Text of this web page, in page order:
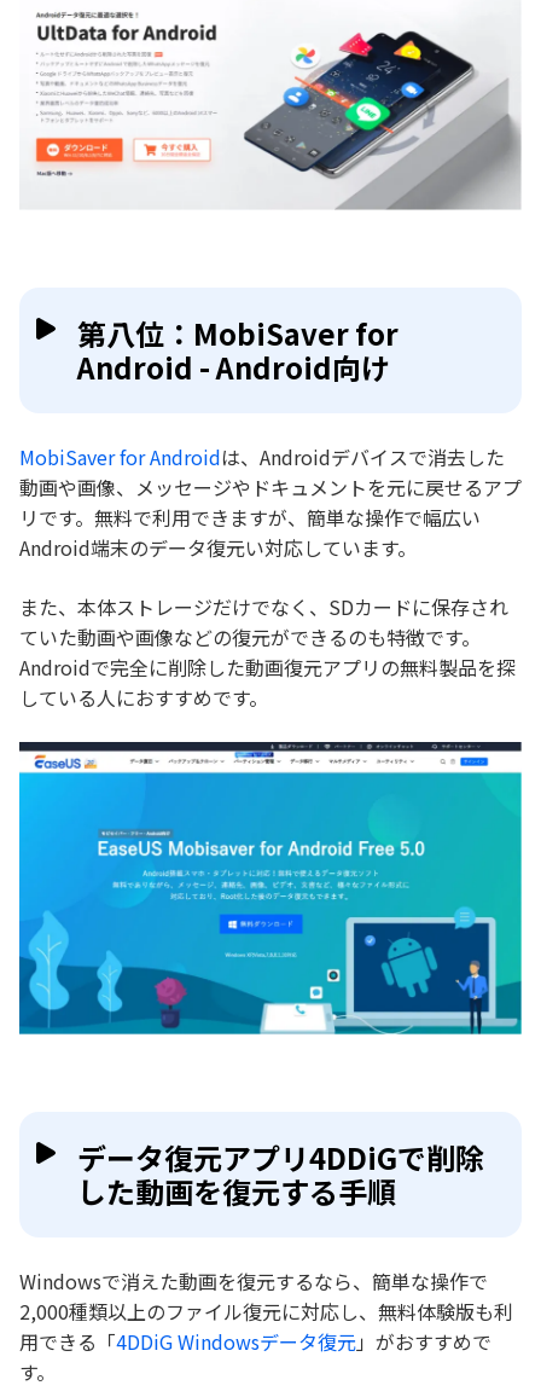
第八位：MobiSaver for
Android - Android向け
MobiSaver for Androidは、Androidデバイスで消去した
動画や画像、メッセージやドキュメントを元に戻せるアプ
リです。無料で利用できますが、簡単な操作で幅広い
Android端末のデータ復元い対応しています。
また、本体ストレージだけでなく、SDカードに保存され
ていた動画や画像などの復元ができるのも特徴です。
Androidで完全に削除した動画復元アプリの無料製品を探
している人におすすめです。
データ復元アプリ4DDiGで削除
した動画を復元する手順
Windowsで消えた動画を復元するなら、簡単な操作で
2,000種類以上のファイル復元に対応し、無料体験版も利
用できる「4DDiG Windowsデータ復元」がおすすめで
す。